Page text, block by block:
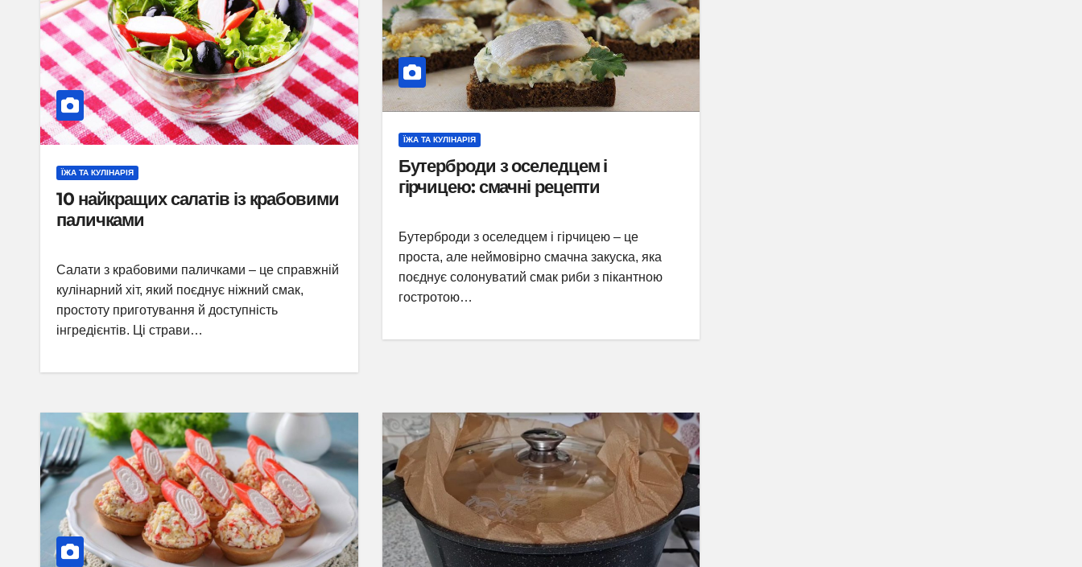
ЇЖА ТА КУЛІНАРІЯ
10 найкращих салатів із крабовими
паличками
Салати з крабовими паличками – це справжній
кулінарний хіт, який поєднує ніжний смак,
простоту приготування й доступність
інгредієнтів. Ці страви…
ЇЖА ТА КУЛІНАРІЯ
Бутерброди з оселедцем і
гірчицею: смачні рецепти
Бутерброди з оселедцем і гірчицею – це
проста, але неймовірно смачна закуска, яка
поєднує солонуватий смак риби з пікантною
гостротою…